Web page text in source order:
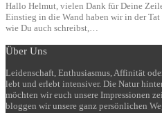
Hallo Helmut, vielen Dank für Deine
Einstieg in die Wand haben wir in der
wie Du auch schreibst,…
Über Uns
Leidenschaft, Enthusiasmus, Affinität
lebt und erlebt intensiver. Die Natur
möchten wir euch unsere Impressionen
bloggen wir unsere ganz persönlichen